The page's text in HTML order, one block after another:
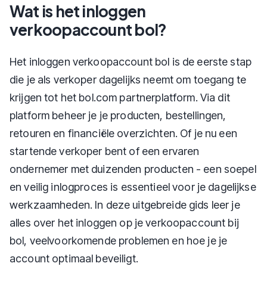
Wat is het inloggen
verkoopaccount bol?
Het inloggen verkoopaccount bol is de eerste stap
die je als verkoper dagelijks neemt om toegang te
krijgen tot het bol.com partnerplatform. Via dit
platform beheer je je producten, bestellingen,
retouren en financiële overzichten. Of je nu een
startende verkoper bent of een ervaren
ondernemer met duizenden producten - een soepel
en veilig inlogproces is essentieel voor je dagelijkse
werkzaamheden. In deze uitgebreide gids leer je
alles over het inloggen op je verkoopaccount bij
bol, veelvoorkomende problemen en hoe je je
account optimaal beveiligt.